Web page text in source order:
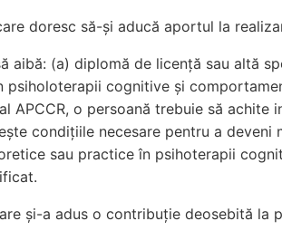
doresc să-și aducă aportul la
aibă: (a) diplomă de licență sau altă
cognitive și
o persoană trebuie să achite
condițiile necesare pentru a
sau practice în psihoterapii
și-a adus o contribuție deosebită la